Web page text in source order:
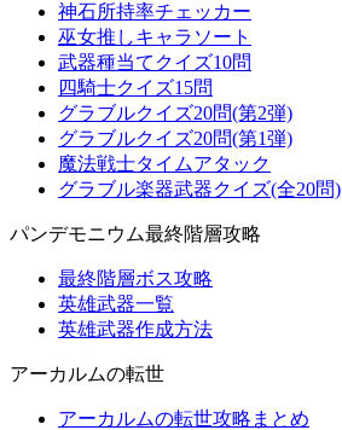
神石所持率チェッカー
巫女推しキャラソート
武器種当てクイズ10問
四騎士クイズ15問
グラブルクイズ20問(第2弾)
グラブルクイズ20問(第1弾)
魔法戦士タイムアタック
グラブル楽器武器クイズ(全20問)
パンデモニウム最終階層攻略
最終階層ボス攻略
英雄武器一覧
英雄武器作成方法
アーカルムの転世
アーカルムの転世攻略まとめ